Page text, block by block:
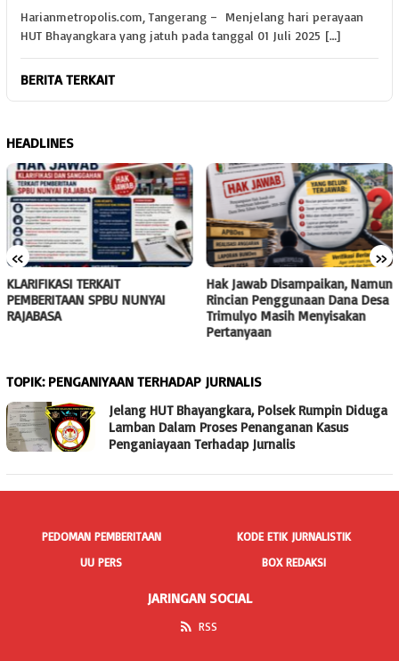
Harianmetropolis.com, Tangerang – Menjelang hari perayaan
HUT Bhayangkara yang jatuh pada tanggal 01 Juli 2025 […]
BERITA TERKAIT
HEADLINES
« »
KLARIFIKASI TERKAIT
PEMBERITAAN SPBU NUNYAI
RAJABASA
Hak Jawab Disampaikan, Namun
Rincian Penggunaan Dana Desa
Trimulyo Masih Menyisakan
Pertanyaan
TOPIK: PENGANIYAAN TERHADAP JURNALIS
Jelang HUT Bhayangkara, Polsek Rumpin Diduga
Lamban Dalam Proses Penanganan Kasus
Penganiayaan Terhadap Jurnalis
PEDOMAN PEMBERITAAN
KODE ETIK JURNALISTIK
UU PERS
BOX REDAKSI
JARINGAN SOCIAL
RSS